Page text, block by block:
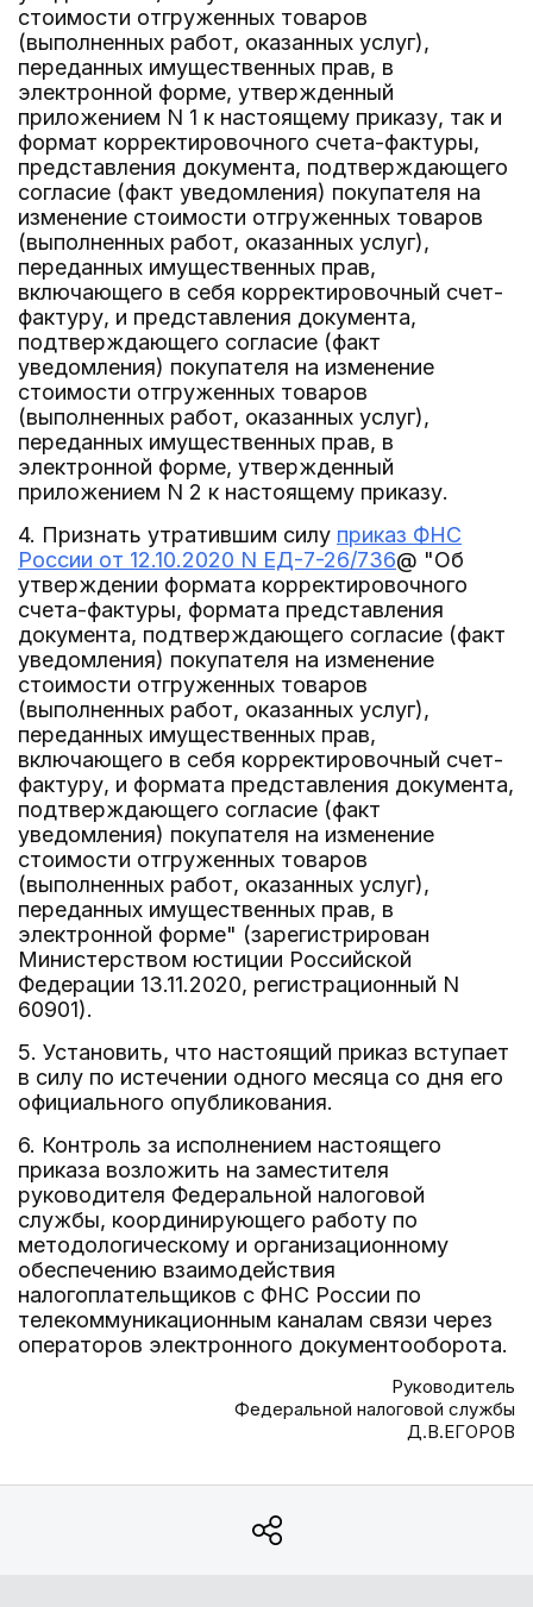
стоимости отгруженных товаров
(выполненных работ, оказанных услуг),
переданных имущественных прав, в
электронной форме, утвержденный
приложением N 1 к настоящему приказу, так и
формат корректировочного счета-фактуры,
представления документа, подтверждающего
согласие (факт уведомления) покупателя на
изменение стоимости отгруженных товаров
(выполненных работ, оказанных услуг),
переданных имущественных прав,
включающего в себя корректировочный счет-
фактуру, и представления документа,
подтверждающего согласие (факт
уведомления) покупателя на изменение
стоимости отгруженных товаров
(выполненных работ, оказанных услуг),
переданных имущественных прав, в
электронной форме, утвержденный
приложением N 2 к настоящему приказу.
4. Признать утратившим силу приказ ФНС
России от 12.10.2020 N ЕД-7-26/736@ "Об
утверждении формата корректировочного
счета-фактуры, формата представления
документа, подтверждающего согласие (факт
уведомления) покупателя на изменение
стоимости отгруженных товаров
(выполненных работ, оказанных услуг),
переданных имущественных прав,
включающего в себя корректировочный счет-
фактуру, и формата представления документа,
подтверждающего согласие (факт
уведомления) покупателя на изменение
стоимости отгруженных товаров
(выполненных работ, оказанных услуг),
переданных имущественных прав, в
электронной форме" (зарегистрирован
Министерством юстиции Российской
Федерации 13.11.2020, регистрационный N
60901).
5. Установить, что настоящий приказ вступает
в силу по истечении одного месяца со дня его
официального опубликования.
6. Контроль за исполнением настоящего
приказа возложить на заместителя
руководителя Федеральной налоговой
службы, координирующего работу по
методологическому и организационному
обеспечению взаимодействия
налогоплательщиков с ФНС России по
телекоммуникационным каналам связи через
операторов электронного документооборота.
Руководитель
Федеральной налоговой службы
Д.В.ЕГОРОВ